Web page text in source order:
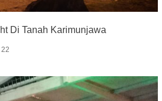
Di Tanah Karimunjawa
22